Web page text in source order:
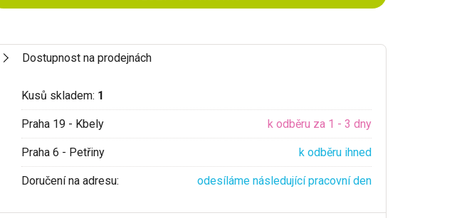
Dostupnost na prodejnách
Kusů skladem: 1
Praha 19 - Kbely k odběru za 1 - 3 dny
Praha 6 - Petřiny k odběru ihned
Doručení na adresu: odesíláme následující pracovní den